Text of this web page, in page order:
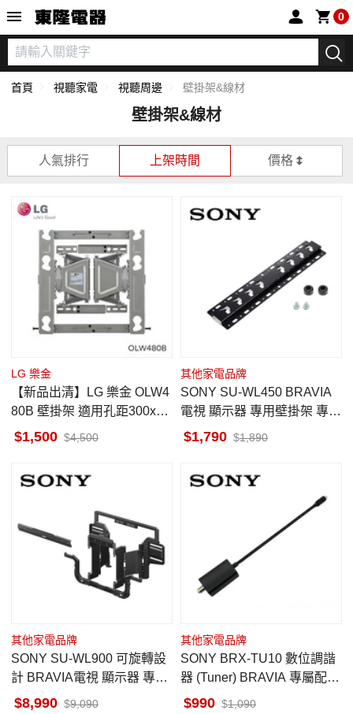
0
首頁 視聽家電 視聽周邊 壁掛架&線材
壁掛架&線材
人氣排行 上架時間 價格
LG 樂金
【新品出清】LG 樂金 OLW4
80B 壁掛架 適用孔距300x20
1,500 4,500
其他家電品牌
SONY SU-WL450 BRAVIA
電視 顯示器 專用壁掛架 專屬
配件 安裝費用另計
1,790 1,890
其他家電品牌
SONY SU-WL900 可旋轉設
計 BRAVIA電視 顯示器 專用
壁掛架 專屬配件 安裝費用另
8,990 9,090
其他家電品牌
SONY BRX-TU10 數位調諧
器 (Tuner) BRAVIA 專屬配件
原廠配件
990 1,090